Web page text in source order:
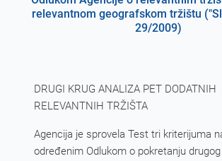
relevantnom geografskom tržištu
29/2009)
DRUGI KRUG ANALIZA PET DODATNIH
RELEVANTNIH TRŽIŠTA
Agencija je sprovela Test tri kriterijuma
određenim Odlukom o pokretanju